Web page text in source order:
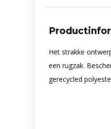
Het strakke
een rugzak.
gerecycled